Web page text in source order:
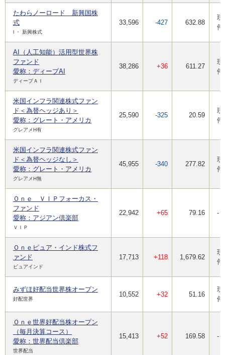
たわらノーロード 新興国株
式
l ・ 新興株式
33,596 -427 632.88
現
停
AI（人工知能）活用型世界株
ファンド
愛称：ディープAI
ディープＡＩ
38,286 +36 611.27
現
停
米国インフラ関連株式ファン
ド＜為替ヘッジあり＞
愛称：グレート・アメリカ
グレアメH有
25,590 -325 20.59
現
停
米国インフラ関連株式ファン
ド＜為替ヘッジなし＞
愛称：グレート・アメリカ
グレアメH無
45,955 -340 277.82
現
停
Ｏｎｅ ＶＩＰフォーカス・
ファンド
愛称：アジアン倶楽部
ＶＩＰ
22,942 +65 79.16 -
Ｏｎｅピュア・インド株式フ
ァンド
ピュアインド
17,713 +118 1,679.62
現
停
みずほ好配当世界株オープン
好配世界
10,552 +32 51.16
現
停
Ｏｎｅ世界好配当株オープン
（毎月決算コース）
愛称：世界配当倶楽部
世界配当
15,413 +52 169.58 -